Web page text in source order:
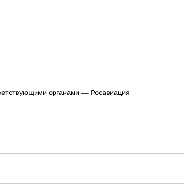
органами — Росавиация